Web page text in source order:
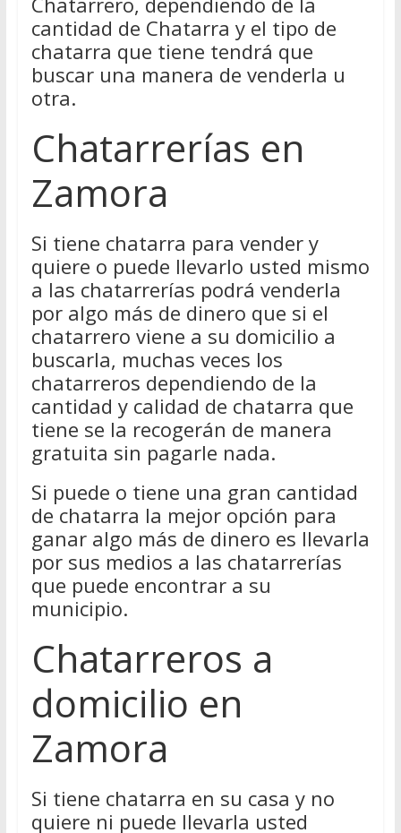
cantidad de Chatarra y el tipo de
chatarra que tiene tendrá que
buscar una manera de venderla u
otra.
Chatarrerías en
Zamora
Si tiene chatarra para vender y
quiere o puede llevarlo usted mismo
a las chatarrerías podrá venderla
por algo más de dinero que si el
chatarrero viene a su domicilio a
buscarla, muchas veces los
chatarreros dependiendo de la
cantidad y calidad de chatarra que
tiene se la recogerán de manera
gratuita sin pagarle nada.
Si puede o tiene una gran cantidad
de chatarra la mejor opción para
ganar algo más de dinero es llevarla
por sus medios a las chatarrerías
que puede encontrar a su
municipio.
Chatarreros a
domicilio en
Zamora
Si tiene chatarra en su casa y no
quiere ni puede llevarla usted